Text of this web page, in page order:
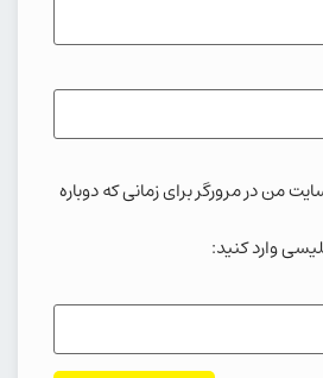
من در مرورگر برای زمانی که دوباره
وارد کنید: